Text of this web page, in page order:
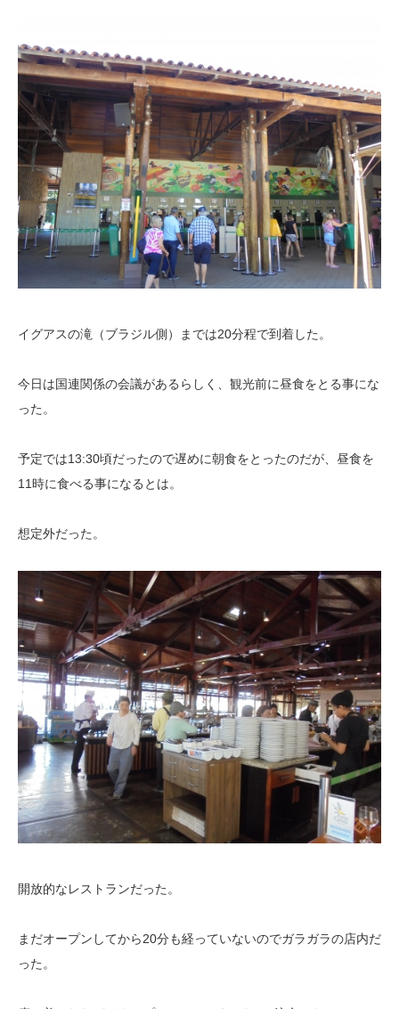
イグアスの滝（ブラジル側）までは20分程で到着した。
今日は国連関係の会議があるらしく、観光前に昼食をとる事にな
った。
予定では13:30頃だったので遅めに朝食をとったのだが、昼食を
11時に食べる事になるとは。
想定外だった。
開放的なレストランだった。
まだオープンしてから20分も経っていないのでガラガラの店内だ
った。